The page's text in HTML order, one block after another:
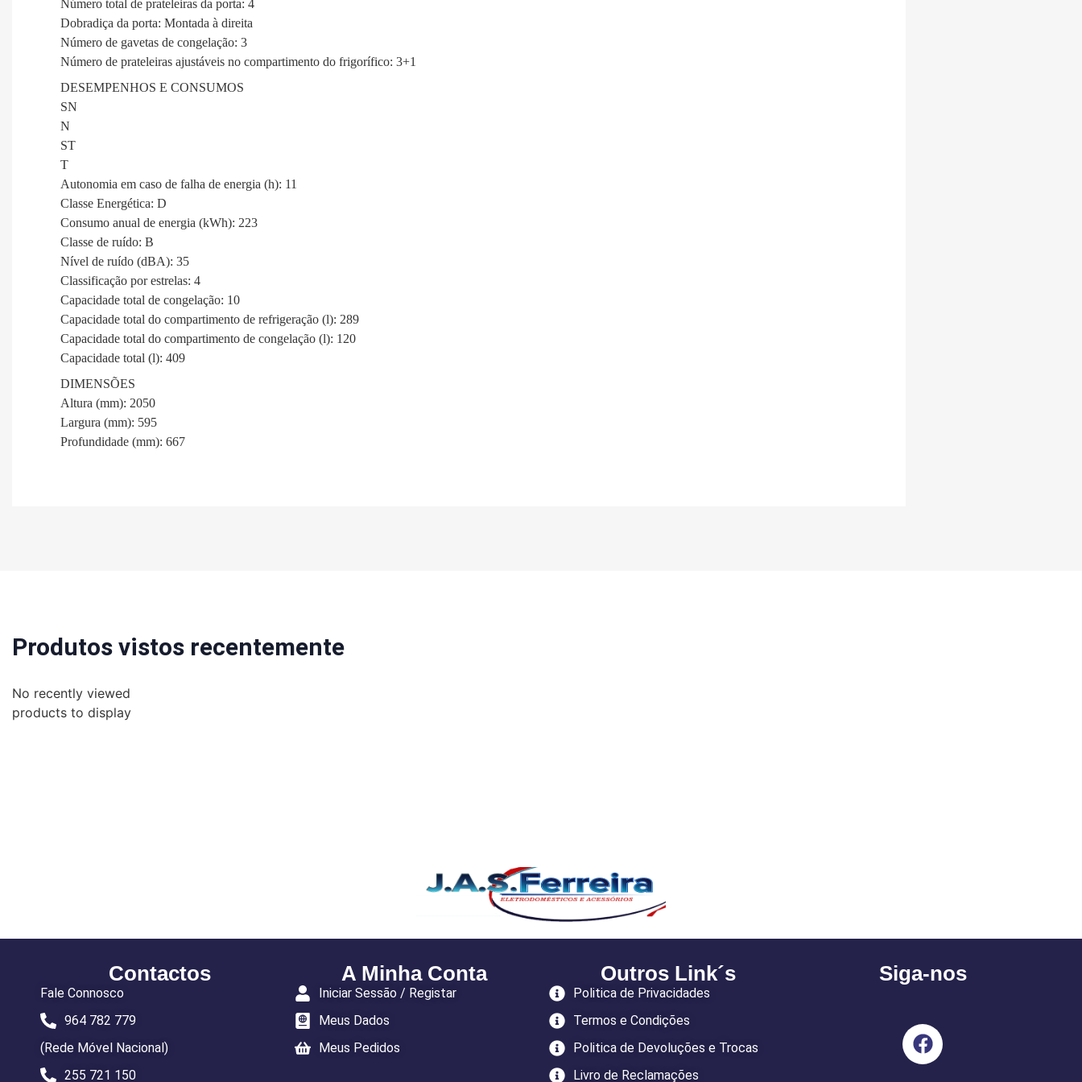
Número total de prateleiras da porta: 4
Dobradiça da porta: Montada à direita
Número de gavetas de congelação: 3
Número de prateleiras ajustáveis no compartimento do frigorífico: 3+1
DESEMPENHOS E CONSUMOS
SN
N
ST
T
Autonomia em caso de falha de energia (h): 11
Classe Energética: D
Consumo anual de energia (kWh): 223
Classe de ruído: B
Nível de ruído (dBA): 35
Classificação por estrelas: 4
Capacidade total de congelação: 10
Capacidade total do compartimento de refrigeração (l): 289
Capacidade total do compartimento de congelação (l): 120
Capacidade total (l): 409
DIMENSÕES
Altura (mm): 2050
Largura (mm): 595
Profundidade (mm): 667
Produtos vistos recentemente
No recently viewed
products to display
Contactos
Fale Connosco
964 782 779
(Rede Móvel Nacional)
255 721 150
A Minha Conta
Iniciar Sessão / Registar
Meus Dados
Meus Pedidos
Outros Link´s
Politica de Privacidades
Termos e Condições
Politica de Devoluções e Trocas
Livro de Reclamações
Siga-nos